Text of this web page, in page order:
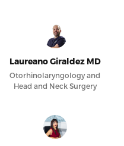
Laureano Giraldez MD
Otorhinolaryngology and
Head and Neck Surgery